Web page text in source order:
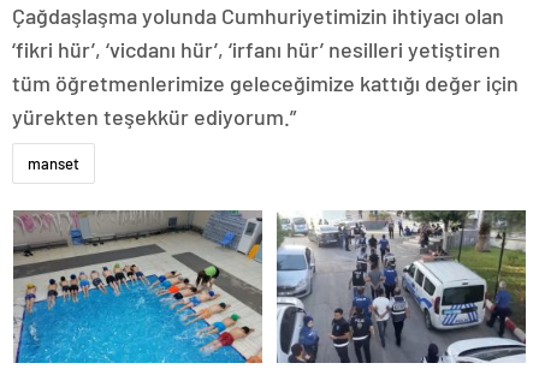
Çağdaşlaşma yolunda Cumhuriyetimizin ihtiyacı olan
‘fikri hür’, ‘vicdanı hür’, ‘irfanı hür’ nesilleri yetiştiren
tüm öğretmenlerimize geleceğimize kattığı değer için
yürekten teşekkür ediyorum.”
manset